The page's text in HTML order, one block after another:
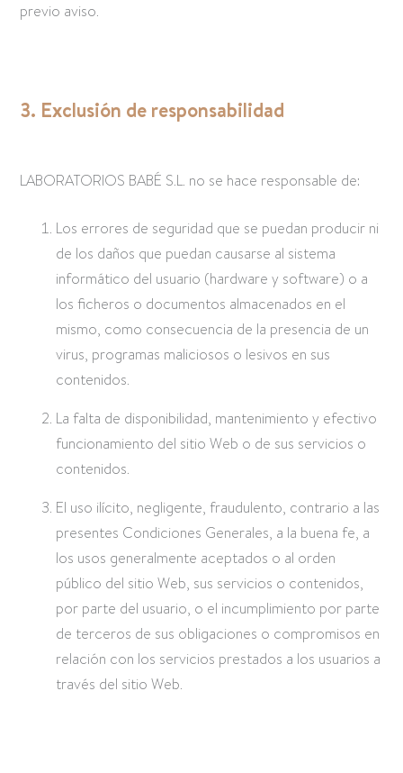
previo aviso.
3. Exclusión de responsabilidad
LABORATORIOS BABÉ S.L. no se hace responsable de:
Los errores de seguridad que se puedan producir ni
de los daños que puedan causarse al sistema
informático del usuario (hardware y software) o a
los ficheros o documentos almacenados en el
mismo, como consecuencia de la presencia de un
virus, programas maliciosos o lesivos en sus
contenidos.
La falta de disponibilidad, mantenimiento y efectivo
funcionamiento del sitio Web o de sus servicios o
contenidos.
El uso ilícito, negligente, fraudulento, contrario a las
presentes Condiciones Generales, a la buena fe, a
los usos generalmente aceptados o al orden
público del sitio Web, sus servicios o contenidos,
por parte del usuario, o el incumplimiento por parte
de terceros de sus obligaciones o compromisos en
relación con los servicios prestados a los usuarios a
través del sitio Web.